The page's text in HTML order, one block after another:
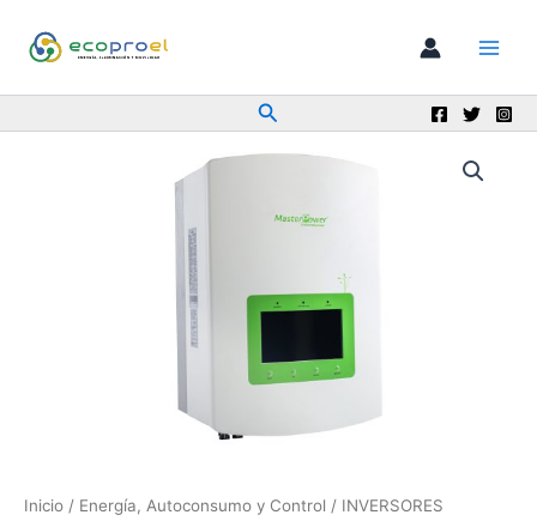
Buscar
Inicio / Energía, Autoconsumo y Control / INVERSORES